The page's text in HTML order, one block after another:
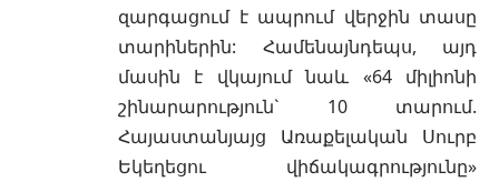
զարգացում է ապրում վերջին տասը
տարիներին: Համենայնդեպս, այդ
մասին է վկայում նաև «64 միլիոնի
շինարարություն` 10 տարում.
Հայաստանյայց Առաքելական Սուրբ
Եկեղեցու վիճակագրությունը»